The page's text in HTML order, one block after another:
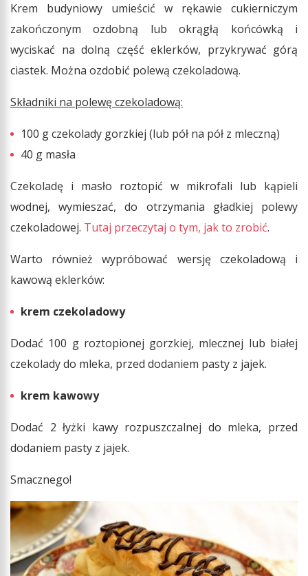
Krem budyniowy umieścić w rękawie cukierniczym
zakończonym ozdobną lub okrągłą końcówką i
wyciskać na dolną część eklerków, przykrywać górą
ciastek. Można ozdobić polewą czekoladową.
Składniki na polewę czekoladową:
100 g czekolady gorzkiej (lub pół na pół z mleczną)
40 g masła
Czekoladę i masło roztopić w mikrofali lub kąpieli
wodnej, wymieszać, do otrzymania gładkiej polewy
czekoladowej. Tutaj przeczytaj o tym, jak to zrobić.
Warto również wypróbować wersję czekoladową i
kawową eklerków:
krem czekoladowy
Dodać 100 g roztopionej gorzkiej, mlecznej lub białej
czekolady do mleka, przed dodaniem pasty z jajek.
krem kawowy
Dodać 2 łyżki kawy rozpuszczalnej do mleka, przed
dodaniem pasty z jajek.
Smacznego!